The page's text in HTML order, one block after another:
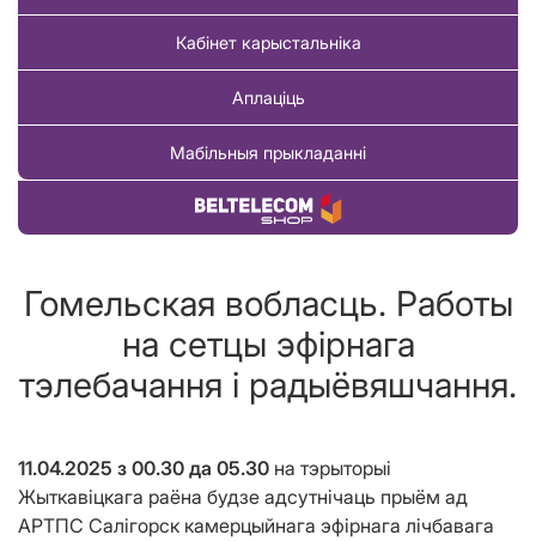
Кабінет карыстальніка
Аплаціць
Мабільныя прыкладанні
Купіць тавар
Гомельская вобласць. Работы
на сетцы эфірнага
тэлебачання і радыёвяшчання.
11.04.2025 з 00.30 да 05.30 на тэрыторыі
Жыткавіцкага раёна будзе адсутнічаць прыём ад
АРТПС Салігорск камерцыйнага эфірнага лічбавага